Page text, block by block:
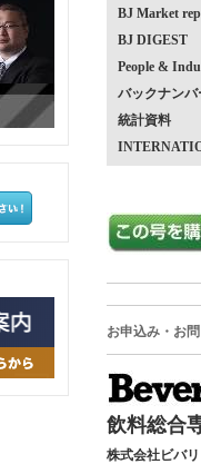
BJ Market
BJ DIGEST
People &
バックナンバ
統計資料
お申込み・お
飲料総合
株式会社ビバ